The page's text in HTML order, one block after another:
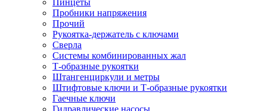
Пробники напряжения
Прочий
Рукоятка-держатель с ключами
Сверла
Системы комбинированных жал
Т-образные рукоятки
Штангенциркули и метры
Штифтовые ключи и Т-образные рукоятки
Гаечные ключи
Гидравлические насосы